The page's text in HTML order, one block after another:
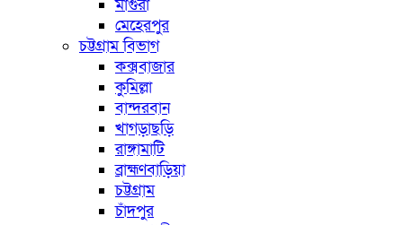
মাগুরা
মেহেরপুর
চট্টগ্রাম বিভাগ
কক্সবাজার
কুমিল্লা
বান্দরবান
খাগড়াছড়ি
রাঙ্গামাটি
ব্রাহ্মণবাড়িয়া
চট্টগ্রাম
চাঁদপুর